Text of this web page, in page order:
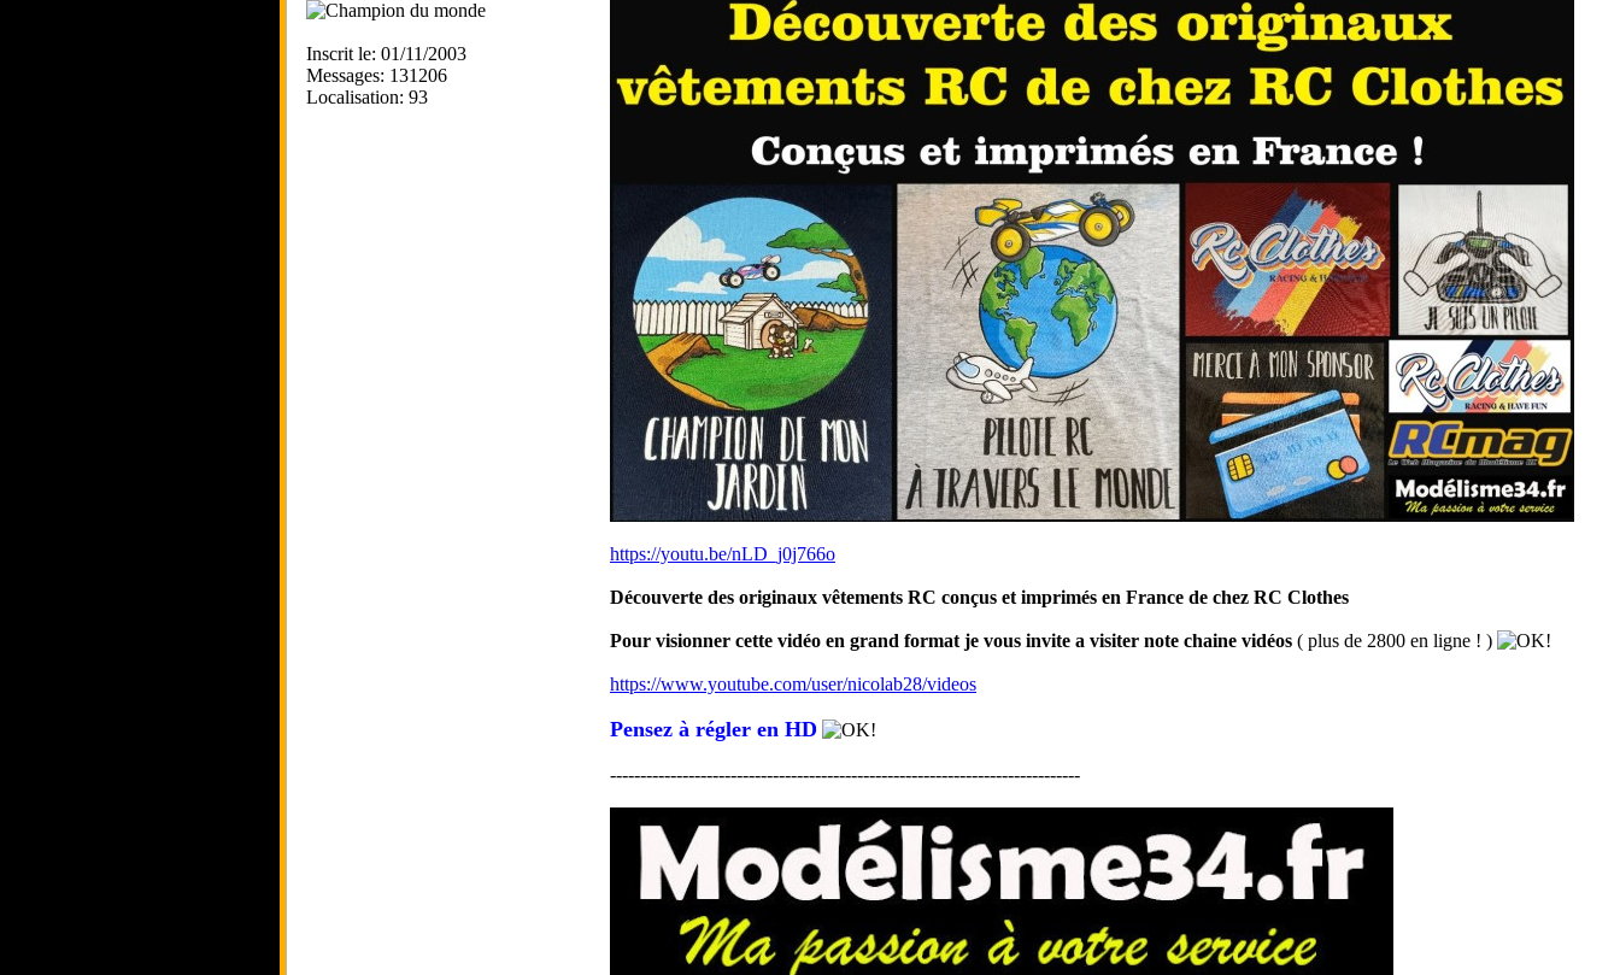
Inscrit le: 01/11/2003
Messages: 131206
Localisation: 93
https://youtu.be/nLD_j0j766o
Découverte des originaux vêtements RC conçus et imprimés en France de chez RC Clothes
Pour visionner cette vidéo en grand format je vous invite a visiter note chaine vidéos ( plus de 2800 en ligne ! )
https://www.youtube.com/user/nicolab28/videos
Pensez à régler en HD
------------------------------------------------------------------------------